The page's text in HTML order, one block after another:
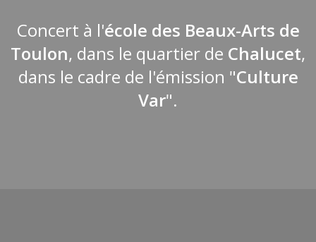
Concert à l'école des Beaux-Arts de
Toulon, dans le quartier de Chalucet,
dans le cadre de l'émission "Culture
Var".